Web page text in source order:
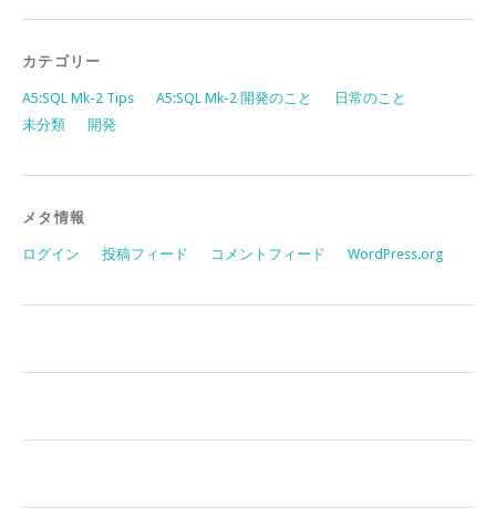
カテゴリー
A5:SQL Mk-2 Tips A5:SQL Mk-2 開発のこと
日常のこと
未分類
開発
メタ情報
ログイン 投稿フィード コメントフィード WordPress.org